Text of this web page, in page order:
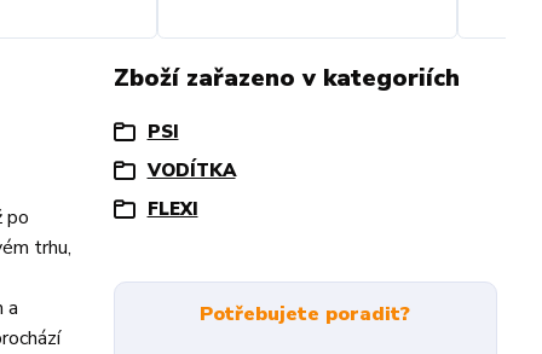
po
trhu,
a
Zboží zařazeno v kategoriích
PSI
VODÍTKA
FLEXI
Potřebujete poradit?